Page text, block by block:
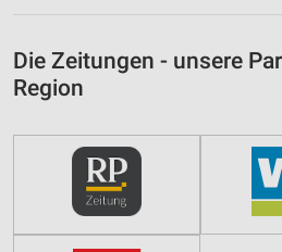
Die Zeitungen - unsere
Region